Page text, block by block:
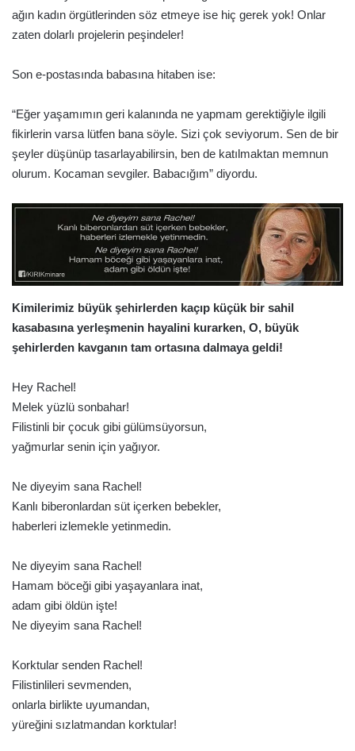
ağın kadın örgütlerinden söz etmeye ise hiç gerek yok! Onlar
zaten dolarlı projelerin peşindeler!
Son e-postasında babasına hitaben ise:
“Eğer yaşamımın geri kalanında ne yapmam gerektiğiyle ilgili
fikirlerin varsa lütfen bana söyle. Sizi çok seviyorum. Sen de bir
şeyler düşünüp tasarlayabilirsin, ben de katılmaktan memnun
olurum. Kocaman sevgiler. Babacığım” diyordu.
Kimilerimiz büyük şehirlerden kaçıp küçük bir sahil
kasabasına yerleşmenin hayalini kurarken, O, büyük
şehirlerden kavganın tam ortasına dalmaya geldi!
Hey Rachel!
Melek yüzlü sonbahar!
Filistinli bir çocuk gibi gülümsüyorsun,
yağmurlar senin için yağıyor.
Ne diyeyim sana Rachel!
Kanlı biberonlardan süt içerken bebekler,
haberleri izlemekle yetinmedin.
Ne diyeyim sana Rachel!
Hamam böceği gibi yaşayanlara inat,
adam gibi öldün işte!
Ne diyeyim sana Rachel!
Korktular senden Rachel!
Filistinlileri sevmenden,
onlarla birlikte uyumandan,
yüreğini sızlatmandan korktular!